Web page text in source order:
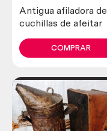
Antigua afiladora de
cuchillas de afeitar
COMPRAR